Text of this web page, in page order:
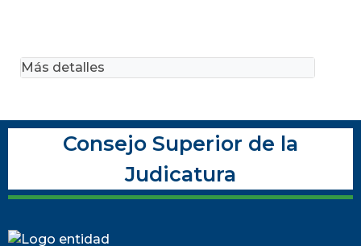
Más detalles
Consejo Superior de la
Judicatura